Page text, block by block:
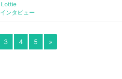
Lottie
インタビュー
3 4 5 »